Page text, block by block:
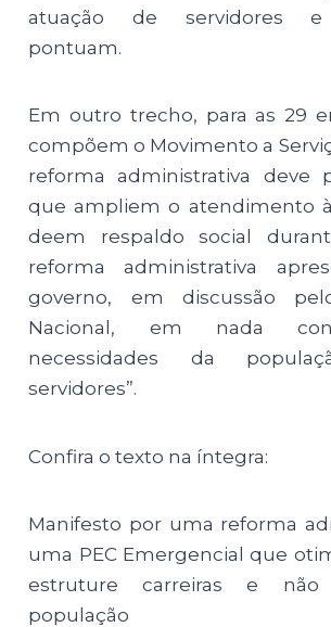
atuação de servidores e
pontuam.
Em outro trecho, para as 29
compõem o Movimento a
reforma administrativa deve
que ampliem o atendimento
deem respaldo social
reforma administrativa
governo, em discussão
Nacional, em nada
necessidades da
servidores”.
Confira o texto na íntegra:
Manifesto por uma reforma
uma PEC Emergencial que
estruture carreiras e não
população